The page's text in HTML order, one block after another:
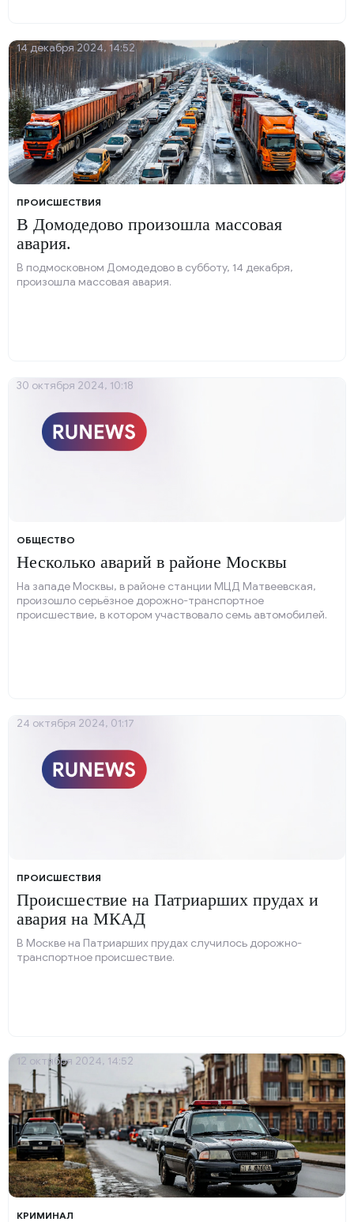
ПРОИСШЕСТВИЯ
В Домодедово произошла массовая
авария.
В подмосковном Домодедово в субботу, 14 декабря,
произошла массовая авария.
14 декабря 2024, 14:52
ОБЩЕСТВО
Несколько аварий в районе Москвы
На западе Москвы, в районе станции МЦД Матвеевская,
произошло серьёзное дорожно-транспортное
происшествие, в котором участвовало семь автомобилей.
30 октября 2024, 10:18
ПРОИСШЕСТВИЯ
Происшествие на Патриарших прудах и
авария на МКАД
В Москве на Патриарших прудах случилось дорожно-
транспортное происшествие.
24 октября 2024, 01:17
КРИМИНАЛ
12 октября 2024, 14:52